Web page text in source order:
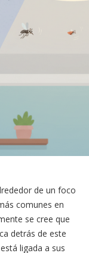
de un foco
comunes en
se cree que
detrás de este
ligada a sus